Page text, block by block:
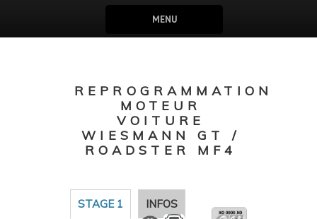
MENU
REPROGRAMMATION
MOTEUR
VOITURE
WIESMANN GT /
ROADSTER MF4
STAGE 1 INFOS